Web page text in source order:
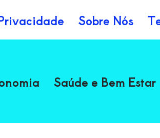
Sobre Nós
Saúde e Bem Estar